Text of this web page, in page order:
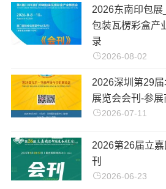
2026东南印包展
包装瓦楞彩盒产
录
2026-08-02
2026深圳第29届
展览会会刊-参展
2026-07-11
​2026第26届立
刊
2026-06-23